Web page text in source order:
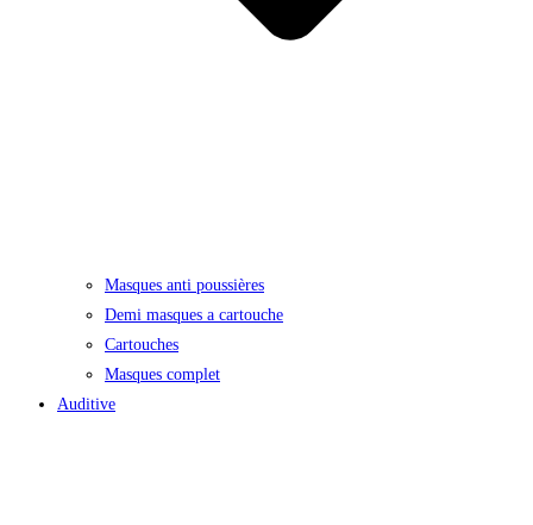
Masques anti poussières
Demi masques a cartouche
Cartouches
Masques complet
Auditive